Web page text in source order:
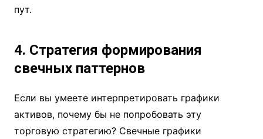
пут.
4. Стратегия формирования
свечных паттернов
Если вы умеете интерпретировать графики
активов, почему бы не попробовать эту
торговую стратегию? Свечные графики